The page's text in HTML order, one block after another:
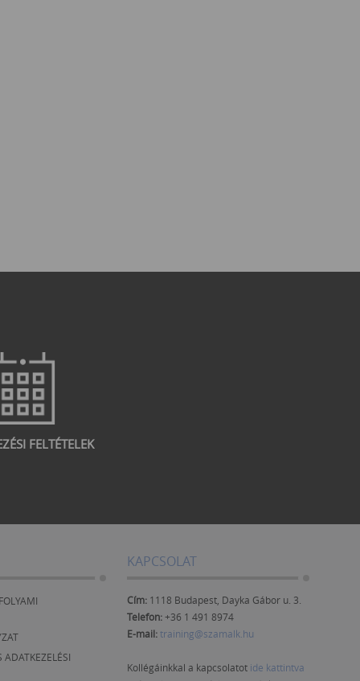
FELTÉTELEK
ADATKEZELÉSI
KAPCSOLAT
Cím: 1118 Budapest, Dayka Gábor u. 3.
Telefon:+36 1 491 8974
E-mail:training@szamalk.hu
Kollégáinkkal a kapcsolatot ide kattintva